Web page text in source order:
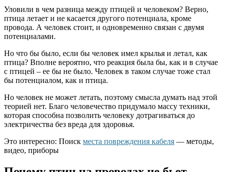
Уловили в чем разница между птицей и человеком? Верно,
птица летает и не касается другого потенциала, кроме
провода. А человек стоит, и одновременно связан с двумя
потенциалами.
Но что бы было, если бы человек имел крылья и летал, как
птица? Вполне вероятно, что реакция была бы, как и в случае
с птицей – ее бы не было. Человек в таком случае тоже стал
бы потенциалом, как и птица.
Но человек не может летать, поэтому смысла думать над этой
теорией нет. Благо человечество придумало массу техники,
которая способна позволить человеку дотрагиваться до
электричества без вреда для здоровья.
Это интересно: Поиск места повреждения кабеля — методы,
видео, приборы